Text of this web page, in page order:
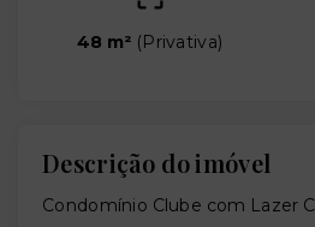
48 m² (Privativa)
Descrição do imóvel
Condomínio Clube com Lazer